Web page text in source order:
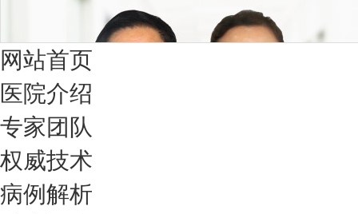
网站首页
医院介绍
专家团队
权威技术
病例解析